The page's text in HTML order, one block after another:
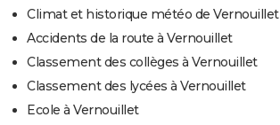
Climat et historique météo de Vernouillet
Accidents de la route à Vernouillet
Classement des collèges à Vernouillet
Classement des lycées à Vernouillet
Ecole à Vernouillet